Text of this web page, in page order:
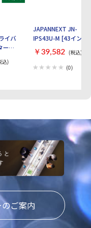
イバ
ー
ブラ
込)
JAPANNEXT JN-
IPS43U-M [43インチ]
￥39,582 (税込)
(0)
ご案内